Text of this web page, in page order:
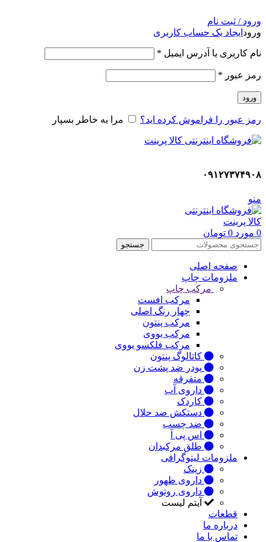
ورود / ثبت نام
ورود ایجاد یک حساب کاربری
نام کاربری یا آدرس ایمیل *
رمز عبور *
ورود
رمز عبور را فراموش کرده اید؟ مرا به خاطر بسپار
۰۹۱۲۷۳۷۴۹۰۸
منو
0 مورد 0 تومان
جستجو
صفحه اصلی
ملزومات چاپ
مرکب چاپ
مرکب افست
چهار رنگ اصلی
مرکب پنتون
مرکب یووی
مرکب فلکسو یووی
کاتالوگ پنتون
پودر ضد پشت زن
متفرقه
داروی آب
کاردک
دستکش ضد حلال
ضد چسب
اس پی آ
طلق مرکبدان
ملزومات لیتوگرافی
زینک
داروی ظهور
داروی روتوش
آیتم لیست
قطعات
درباره ما
تماس با ما